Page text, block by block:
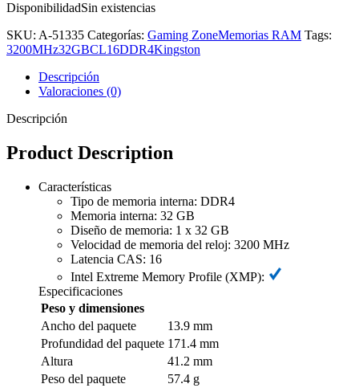
DisponibilidadSin existencias
SKU: A-51335 Categorías: Gaming ZoneMemorias RAM Tags:
3200MHz32GBCL16DDR4Kingston
Descripción
Valoraciones (0)
Descripción
Product Description
Características
Tipo de memoria interna: DDR4
Memoria interna: 32 GB
Diseño de memoria: 1 x 32 GB
Velocidad de memoria del reloj: 3200 MHz
Latencia CAS: 16
Intel Extreme Memory Profile (XMP):
Especificaciones
Peso y dimensiones
Ancho del paquete
13.9 mm
Profundidad del paquete 171.4 mm
Altura
41.2 mm
Peso del paquete
57.4 g